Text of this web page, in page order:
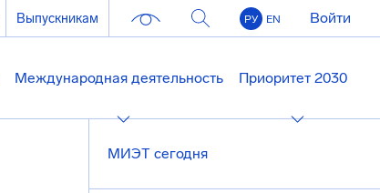
Выпускникам РУ EN Войти
Международная деятельность Приоритет 2030
МИЭТ сегодня